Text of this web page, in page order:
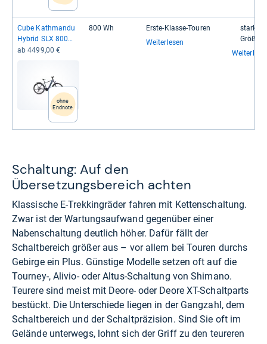
Cube Kath­mandu
Hybrid SLX 800
Her­ren (Modell
ab 4499,00 €
ohne
Endnote
800 Wh
Erste-​Klasse-​Tou­ren
Weiterlesen
star­ker
Größe
Schaltung: Auf den
Übersetzungsbereich achten
Klassische E-Trekkingräder fahren mit Kettenschaltung.
Zwar ist der Wartungsaufwand gegenüber einer
Nabenschaltung deutlich höher. Dafür fällt der
Schaltbereich größer aus – vor allem bei Touren durchs
Gebirge ein Plus. Günstige Modelle setzen oft auf die
Tourney-, Alivio- oder Altus-Schaltung von Shimano.
Teurere sind meist mit Deore- oder Deore XT-Schaltparts
bestückt. Die Unterschiede liegen in der Gangzahl, dem
Schaltbereich und der Schaltpräzision. Sind Sie oft im
Gelände unterwegs, lohnt sich der Griff zu den teureren